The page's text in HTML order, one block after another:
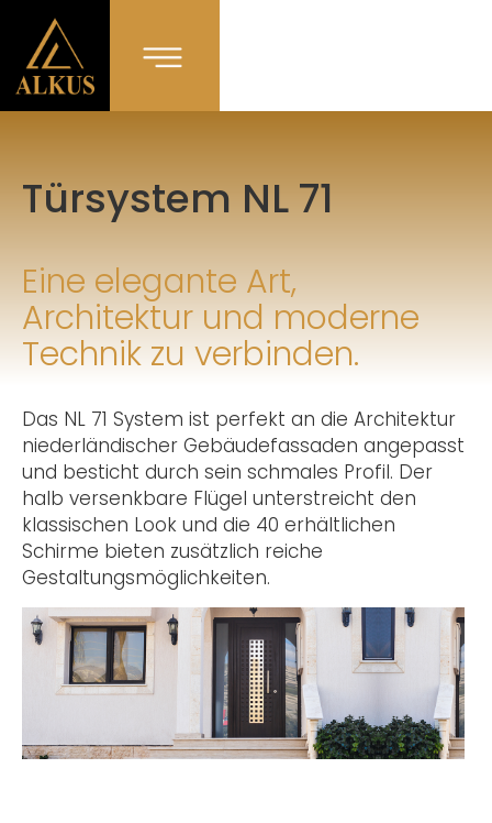
Türsystem NL 71
Eine elegante Art,
Architektur und moderne
Technik zu verbinden.
Das NL 71 System ist perfekt an die Architektur
niederländischer Gebäudefassaden angepasst
und besticht durch sein schmales Profil. Der
halb versenkbare Flügel unterstreicht den
klassischen Look und die 40 erhältlichen
Schirme bieten zusätzlich reiche
Gestaltungsmöglichkeiten.